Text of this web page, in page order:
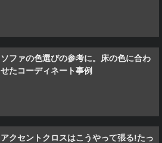
ソファの色選びの参考に。床の色に合わ
せたコーディネート事例
アクセントクロスはこうやって張る!たっ